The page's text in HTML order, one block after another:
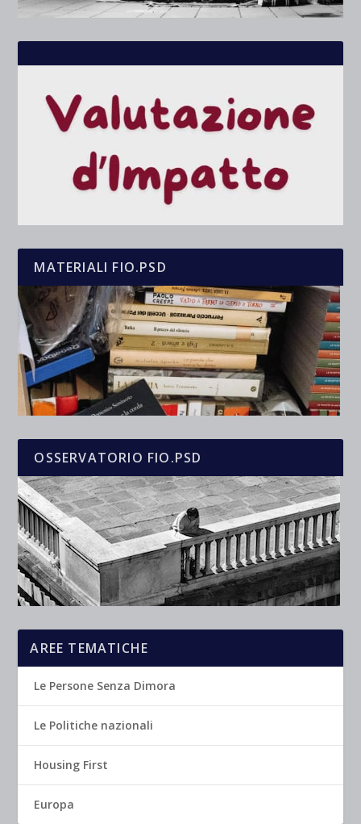
MATERIALI FIO.PSD
OSSERVATORIO FIO.PSD
AREE TEMATICHE
Le Persone Senza Dimora
Le Politiche nazionali
Housing First
Europa